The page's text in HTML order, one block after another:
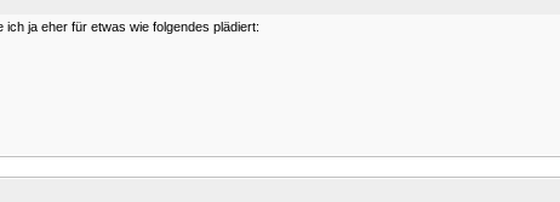
ja eher für etwas wie folgendes plädiert: